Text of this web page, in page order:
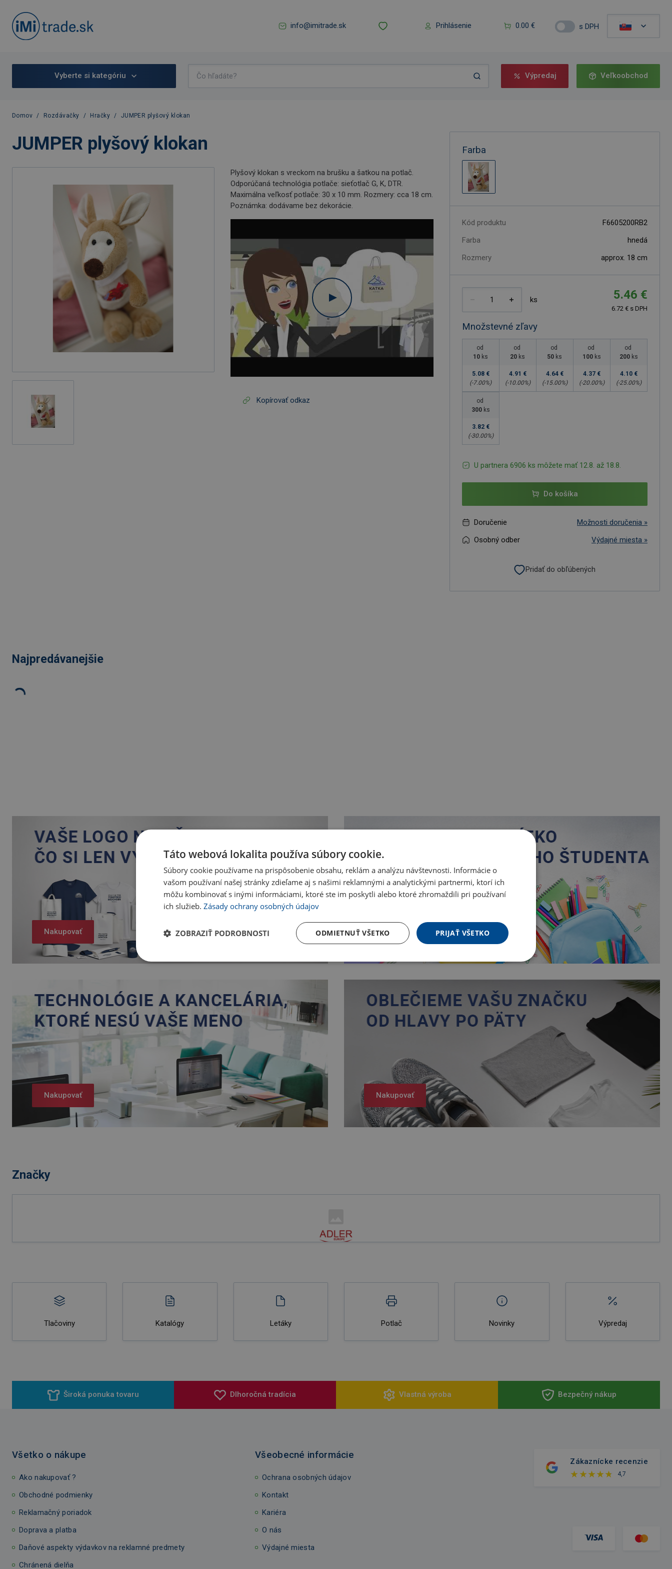
info@imitrade.sk Prihlásenie 0.00 € s DPH
Vyberte si kategóriu Výpredaj Veľkoobchod
Domov / Rozdávačky / Hračky / JUMPER plyšový klokan
JUMPER plyšový klokan
Plyšový klokan s vreckom na brušku a šatkou na potlač.
Odporúčaná technológia potlače: sieťotlač G, K, DTR.
Maximálna veľkosť potlače: 30 x 10 mm. Rozmery: cca 18 cm.
Poznámka: dodávame bez dekorácie.
Kopírovať odkaz
Farba
Kód produktu
F6605200RB2
Farba
hnedá
Rozmery
approx. 18 cm
ks 5.46 €
6.72 € s DPH
Množstevné zľavy
od
10 ks
5.08 €
(-7.00%)
od
20 ks
4.91 €
(-10.00%)
od
50 ks
4.64 €
(-15.00%)
od
100 ks
4.37 €
(-20.00%)
od
200 ks
4.10 €
(-25.00%)
od
300 ks
3.82 €
(-30.00%)
U partnera 6906 ks môžete mať 12.8. až 18.8.
Do košíka
Doručenie
Možnosti doručenia »
Osobný odber
Výdajné miesta »
Pridať do obľúbených
Najpredávanejšie
Nakupovať Nakupovať
Nakupovať Nakupovať
Značky
Tlačoviny Katalógy Letáky Potlač Novinky Výpredaj
Široká ponuka tovaru Dlhoročná tradícia Vlastná výroba Bezpečný nákup
Všetko o nákupe
Ako nakupovať ?
Obchodné podmienky
Reklamačný poriadok
Doprava a platba
Daňové aspekty výdavkov na reklamné predmety
Chránená dielňa
Všeobecné informácie
Ochrana osobných údajov
Kontakt
Kariéra
O nás
Výdajné miesta
Zákaznícke recenzie
4,7
Táto webová lokalita používa súbory cookie.
Súbory cookie používame na prispôsobenie obsahu, reklám a analýzu návštevnosti. Informácie o
vašom používaní našej stránky zdieľame aj s našimi reklamnými a analytickými partnermi, ktorí ich
môžu kombinovať s inými informáciami, ktoré ste im poskytli alebo ktoré zhromaždili pri používaní
ich služieb. Zásady ochrany osobných údajov
PRIJAŤ VŠETKO
ODMIETNUŤ VŠETKO
ZOBRAZIŤ PODROBNOSTI